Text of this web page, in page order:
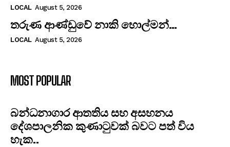
LOCAL August 5, 2026
තරුණ ආණ්ඩුවේ නාකි හොල්මන්…
LOCAL August 5, 2026
MOST POPULAR
​බන්ධනාගාර ආතතිය සහ අසහනය
දේශපාලනික කුණාටුවක් බවට පත් විය
හැක..